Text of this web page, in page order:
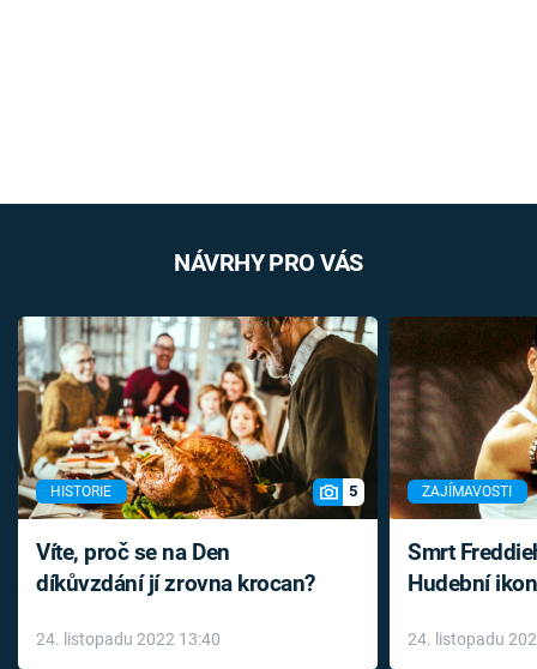
NÁVRHY PRO VÁS
HISTORIE 5
Víte, proč se na Den
díkůvzdání jí zrovna krocan?
24. listopadu 2022 13:40
ZAJÍMAVOSTI
Smrt
Hudební
léky
24. listopadu